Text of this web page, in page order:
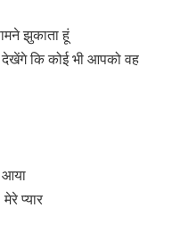
झुकाता हूं
कि कोई भी आपको वह
आया
प्यार